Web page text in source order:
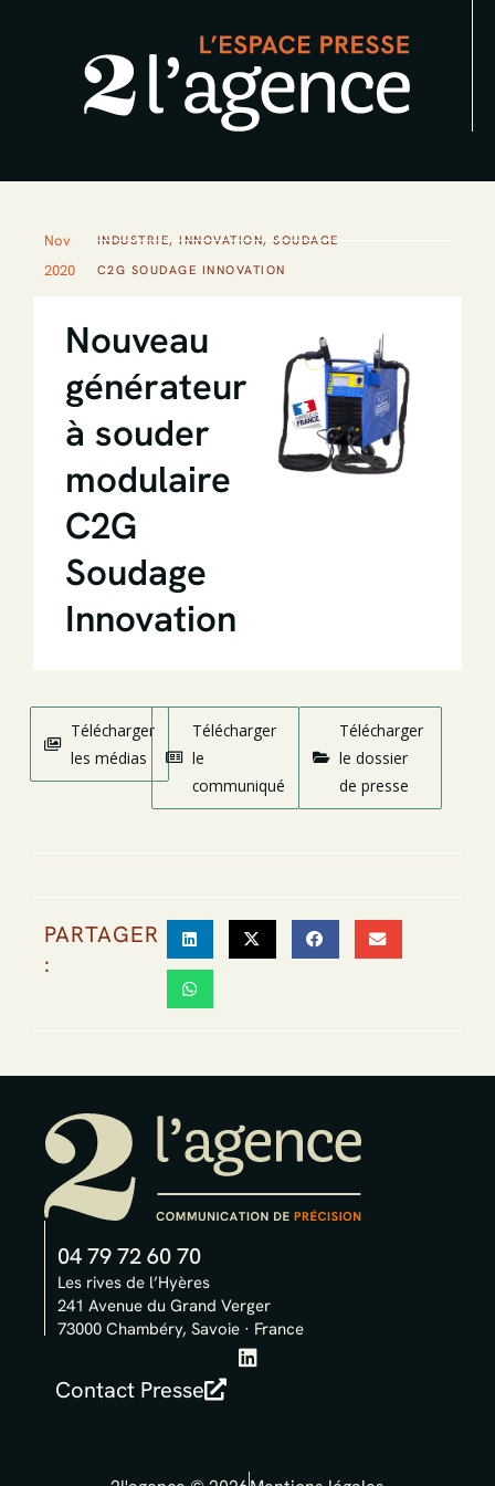
Nov
2020
INDUSTRIE,INNOVATION,SOUDAGE
C2G SOUDAGE INNOVATION
Nouveau
générateur
à souder
modulaire
C2G
Soudage
Innovation
Télécharger
les médias
Télécharger
le
communiqué
Télécharger
le dossier
de presse
PARTAGER
:
04 79 72 60 70
Les rives de l’Hyères
241 Avenue du Grand Verger
73000 Chambéry, Savoie · France
L
i
Contact Presse